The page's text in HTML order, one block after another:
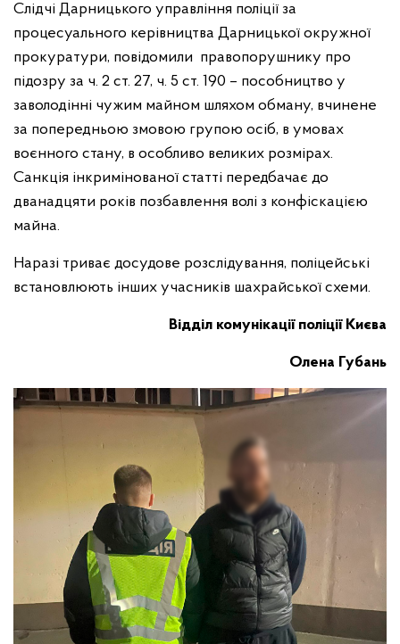
Слідчі Дарницького управління поліції за
процесуального керівництва Дарницької окружної
прокуратури, повідомили правопорушнику про
підозру за ч. 2 ст. 27, ч. 5 ст. 190 – пособництво у
заволодінні чужим майном шляхом обману, вчинене
за попередньою змовою групою осіб, в умовах
воєнного стану, в особливо великих розмірах.
Санкція інкримінованої статті передбачає до
дванадцяти років позбавлення волі з конфіскацією
майна.
Наразі триває досудове розслідування, поліцейські
встановлюють інших учасників шахрайської схеми.
Відділ комунікації поліції Києва
Олена Губань